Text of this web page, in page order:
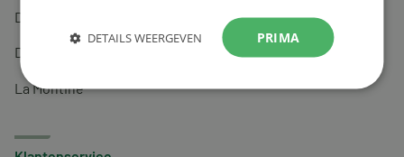
Dermagíq
Draisma
La Montine
PRIMA
DETAILS WEERGEVEN